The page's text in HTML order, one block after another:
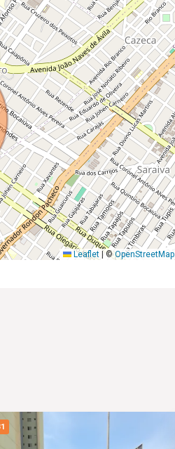
Leaflet ©OpenStreetMap